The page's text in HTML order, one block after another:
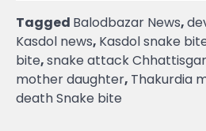
Tagged Balodbazar News,
Kasdol news, Kasdol snake
bite,snake attack
mother daughter, Thakurdia
death Snake bite